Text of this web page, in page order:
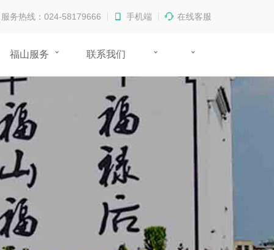
服务热线：024-58179666 手机端 在线客服
福山服务 联系我们